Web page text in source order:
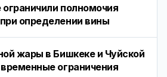
полномочия
определении вины
жары в Бишкеке и Чуйской
ограничения